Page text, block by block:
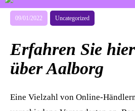
09/01/2022 Uncategorized
Erfahren Sie
über Aalborg
Eine Vielzahl von Online-